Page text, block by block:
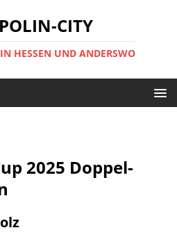
CITY
HESSEN UND ANDERSWO
2025 Doppel-